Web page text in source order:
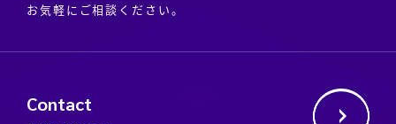
お気軽にご相談ください。
Contact